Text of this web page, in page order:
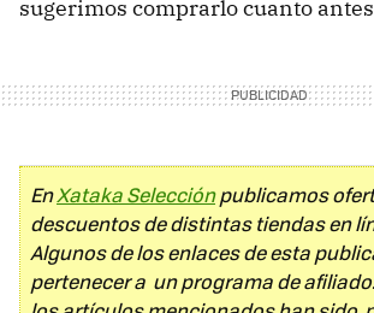
sugerimos comprarlo cuanto
EnXataka Selecciónpublicamos
descuentos de distintas tiendas en
Algunos de los enlaces de esta
pertenecer a un programa de